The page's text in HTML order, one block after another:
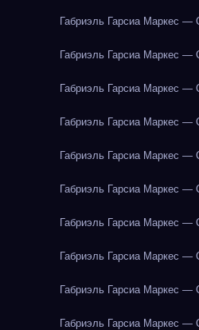
Габриэль Гарсиа Маркес —
Габриэль Гарсиа Маркес —
Габриэль Гарсиа Маркес —
Габриэль Гарсиа Маркес —
Габриэль Гарсиа Маркес —
Габриэль Гарсиа Маркес —
Габриэль Гарсиа Маркес —
Габриэль Гарсиа Маркес —
Габриэль Гарсиа Маркес —
Габриэль Гарсиа Маркес —